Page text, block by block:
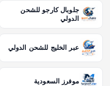
جلوبال كارجو للشحن
الدولي
عبر الخليج للشحن الدولي
موفرز السعودية